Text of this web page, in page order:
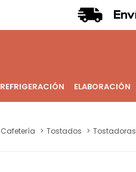
REFRIGERACIÓN ELABORACIÓN
Cafetería Tostados Tostadoras